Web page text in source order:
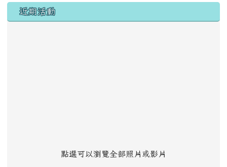
左邊區域內容
近期活動
點選可以瀏覽全部照片或影片